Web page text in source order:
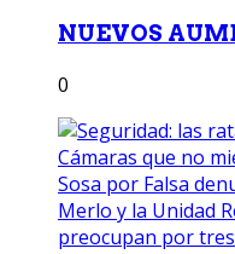
NUEVOS
0